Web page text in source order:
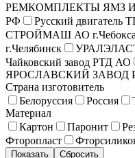
РЕМКОМПЛЕКТЫ ЯМЗ И
РФ
Русский двигатель
СТРОЙМАШ АО
г.Челябинск
Чайковский завод РТД АО
ЯРОСЛАВСКИЙ ЗАВОД
Страна изготовитель
Белоруссия
Россия
Материал
Картон
Паронит
Фторопласт